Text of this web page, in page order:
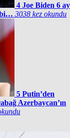
4 Joe Biden 6
3038 kez okundu
5 Putin’den
Azerbaycan’ın